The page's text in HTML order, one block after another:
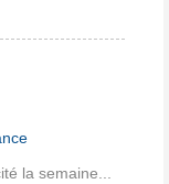
la semaine...